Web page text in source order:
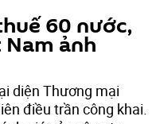
60 nước,
Nam ảnh
diện Thương mại
điều trần công khai.